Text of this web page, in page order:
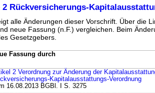
2 Rückversicherungs-
alle Änderungen dieser Vorschrift. Über die
neue Fassung (n.F.) vergleichen. Beim
Gesetzgebers.
Fassung durch
2 Verordnung zur Änderung der
Kapitalausstattungs-Verordnung
16.08.2013 BGBl. I S. 3275